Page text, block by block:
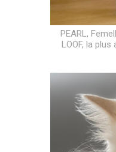
PEARL,
LOOF, la